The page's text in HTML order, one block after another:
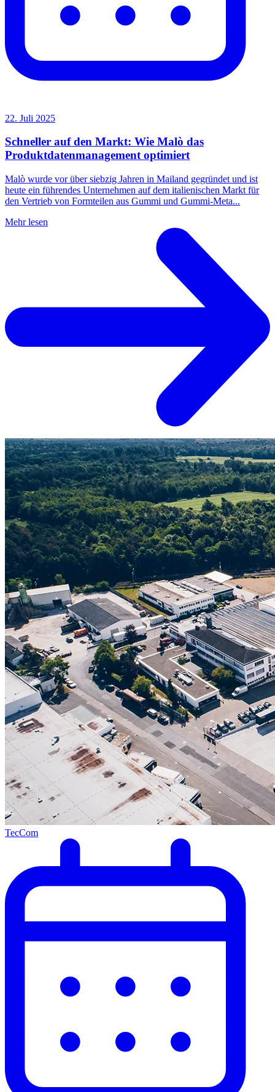
22. Juli 2025
Schneller auf den Markt: Wie Malò das
Produktdatenmanagement optimiert
Malò wurde vor über siebzig Jahren in Mailand gegründet und ist
heute ein führendes Unternehmen auf dem italienischen Markt für
den Vertrieb von Formteilen aus Gummi und Gummi-Meta...
Mehr lesen
TecCom